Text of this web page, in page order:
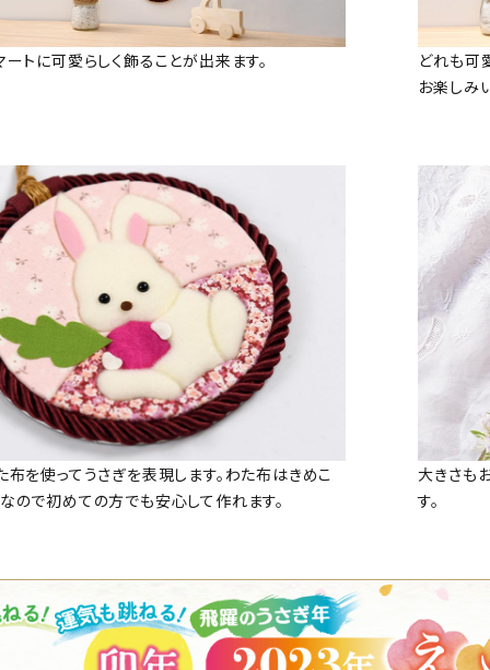
トに可愛らしく飾ることが出来ます。
どれも可
お楽しみ
布を使ってうさぎを表現します。わた布はきめこ
ので初めての方でも安心して作れます。
大きさも
す。